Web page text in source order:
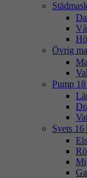
Övrig
Pump 18
Svets 16